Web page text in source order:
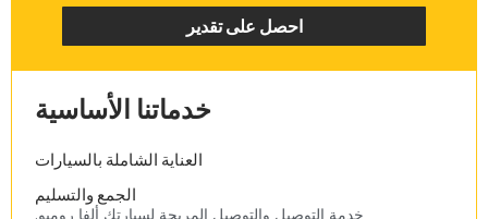
‏احصل على تقدير‏
‏خدماتنا الأساسية‏
‏العناية الشاملة بالسيارات‏
الجمع والتسليم
‏خدمة التوصيل والتوصيل المريحة لسيارتك ألفا روميو.‏